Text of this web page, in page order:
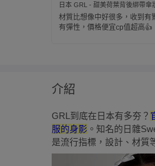
日本 GRL - 甜美荷葉背後綁帶傘
焦糖棕 (M)
材質比想像中好很多，收到有
有彈性，價格便宜cp值超高👍
介紹
GRL到底在日本有多夯？
服的身影 。知名的日雜
是流行指標，設計、材質